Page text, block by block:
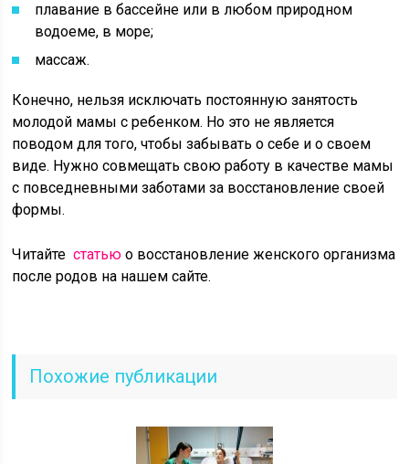
плавание в бассейне или в любом природном
водоеме, в море;
массаж.
Конечно, нельзя исключать постоянную занятость
молодой мамы с ребенком. Но это не является
поводом для того, чтобы забывать о себе и о своем
виде. Нужно совмещать свою работу в качестве мамы
с повседневными заботами за восстановление своей
формы.
Читайтестатью о восстановление женского организма
после родов на нашем сайте.
Похожие публикации